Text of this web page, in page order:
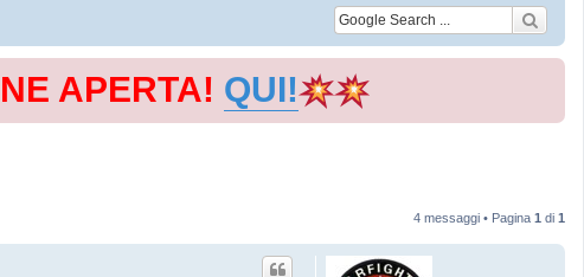
APERTA! QUI!
4 messaggi • Pagina 1 di 1